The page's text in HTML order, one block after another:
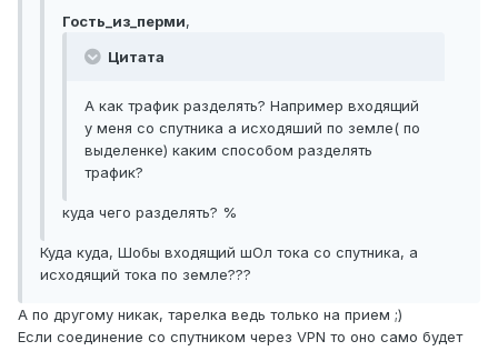
Гость_из_перми,
Цитата
А как трафик разделять? Например входящий
у меня со спутника а исходяший по земле( по
выделенке) каким способом разделять
трафик?
куда чего разделять? %
Куда куда, Шобы входящий шОл тока со спутника, а
исходящий тока по земле???
А по другому никак, тарелка ведь только на прием ;)
Если соединение со спутником через VPN то оно само будет